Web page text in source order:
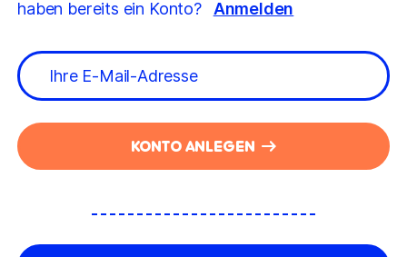
haben bereits ein Konto?
Anmelden
KONTO ANLEGEN